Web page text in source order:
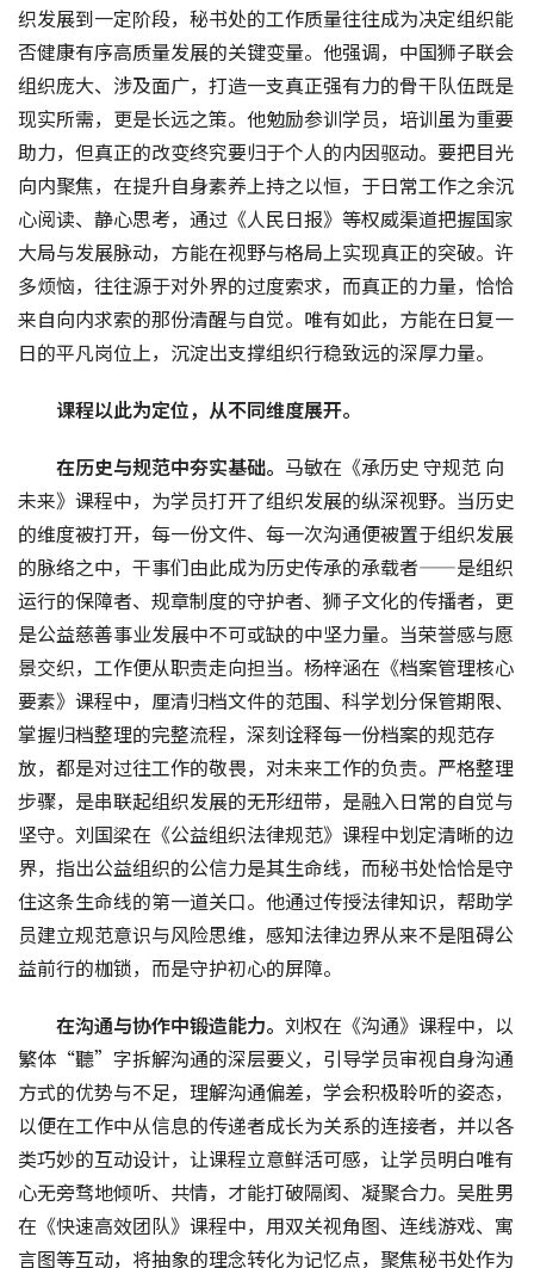
织发展到一定阶段，秘书处的工作质量往往成为决定组织能
否健康有序高质量发展的关键变量。他强调，中国狮子联会
组织庞大、涉及面广，打造一支真正强有力的骨干队伍既是
现实所需，更是长远之策。他勉励参训学员，培训虽为重要
助力，但真正的改变终究要归于个人的内因驱动。要把目光
向内聚焦，在提升自身素养上持之以恒，于日常工作之余沉
心阅读、静心思考，通过《人民日报》等权威渠道把握国家
大局与发展脉动，方能在视野与格局上实现真正的突破。许
多烦恼，往往源于对外界的过度索求，而真正的力量，恰恰
来自向内求索的那份清醒与自觉。唯有如此，方能在日复一
日的平凡岗位上，沉淀出支撑组织行稳致远的深厚力量。
课程以此为定位，从不同维度展开。
在历史与规范中夯实基础。 马敏在《承历史 守规范 向
未来》课程中，为学员打开了组织发展的纵深视野。当历史
的维度被打开，每一份文件、每一次沟通便被置于组织发展
的脉络之中，干事们由此成为历史传承的承载者——是组织
运行的保障者、规章制度的守护者、狮子文化的传播者，更
是公益慈善事业发展中不可或缺的中坚力量。当荣誉感与愿
景交织，工作便从职责走向担当。杨梓涵在《档案管理核心
要素》课程中，厘清归档文件的范围、科学划分保管期限、
掌握归档整理的完整流程，深刻诠释每一份档案的规范存
放，都是对过往工作的敬畏，对未来工作的负责。严格整理
步骤，是串联起组织发展的无形纽带，是融入日常的自觉与
坚守。刘国梁在《公益组织法律规范》课程中划定清晰的边
界，指出公益组织的公信力是其生命线，而秘书处恰恰是守
住这条生命线的第一道关口。他通过传授法律知识，帮助学
员建立规范意识与风险思维，感知法律边界从来不是阻碍公
益前行的枷锁，而是守护初心的屏障。
在沟通与协作中锻造能力。 刘权在《沟通》课程中，以
繁体“聽”字拆解沟通的深层要义，引导学员审视自身沟通
方式的优势与不足，理解沟通偏差，学会积极聆听的姿态，
以便在工作中从信息的传递者成长为关系的连接者，并以各
类巧妙的互动设计，让课程立意鲜活可感，让学员明白唯有
心无旁骛地倾听、共情，才能打破隔阂、凝聚合力。吴胜男
在《快速高效团队》课程中，用双关视角图、连线游戏、寓
言图等互动，将抽象的理念转化为记忆点，聚焦秘书处作为